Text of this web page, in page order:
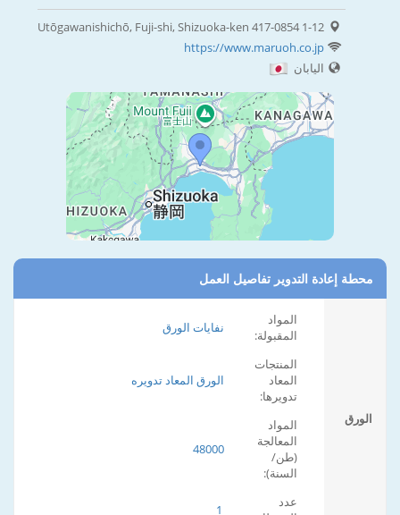
1-12 Utōgawanishichō, Fuji-shi, Shizuoka-ken 417-0854
https://www.maruoh.co.jp
اليابان
محطة إعادة التدوير تفاصيل العمل
الورق
المواد
المقبولة:
نفايات الورق
المنتجات
المعاد
تدويرها:
الورق المعاد تدويره
المواد
المعالجة
(طن/
السنة):
48000
عدد
1